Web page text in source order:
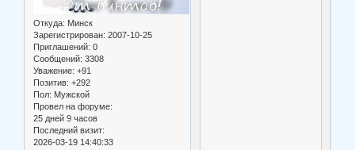
Откуда: Минск
Зарегистрирован: 2007-10-25
Приглашений: 0
Сообщений: 3308
Уважение: +91
Позитив: +292
Пол: Мужской
Провел на форуме:
25 дней 9 часов
Последний визит:
2026-03-19 14:40:33